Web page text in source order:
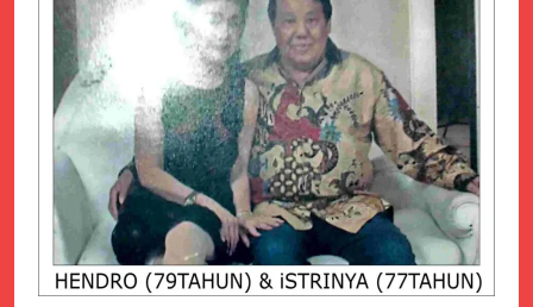
ADE SEBUT
PENYELENGGARAAN
SANGAT BAIK
Juli 22, 2024
Terungkap Dalang
Pemasok BHP Alkes ke
Puskesmas-
Puskesmas se-
kabupaten Sukabumi
selama 7 Tahun.
Juli 22, 2024
Warga Tersenyum
Bahagia Saat Satgas
Yonif 310/KK Bagikan
Puluhan Pakaian
Juli 22, 2024
Diduga Kadinkes Kab.
Sukabumi terlibat
dalam pengadaan obat
akan kadaluarsa di
Juli 22, 2024
Menkes diharap sidak